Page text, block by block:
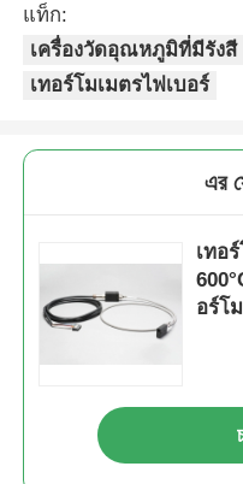
กรณีแสดง
ขออ้าง
เครื่องวัดปริมาตรส่วน
เซ็นเซอร์รังสี
เครื่องตรวจจับเรดอน
แท็ก:
เครื่องวัดอุณหภูมิที่มีรังสี
เทอร์โมเมตรไฟเบอร์
এর
เทอ
อร์โ